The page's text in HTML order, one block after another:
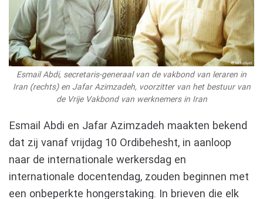
Esmail Abdi, secretaris-generaal van de vakbond van leraren in
Iran (rechts) en Jafar Azimzadeh, voorzitter van het bestuur van
de Vrije Vakbond van werknemers in Iran
Esmail Abdi en Jafar Azimzadeh maakten bekend
dat zij vanaf vrijdag 10 Ordibehesht, in aanloop
naar de internationale werkersdag en
internationale docentendag, zouden beginnen met
een onbeperkte hongerstaking. In brieven die elk